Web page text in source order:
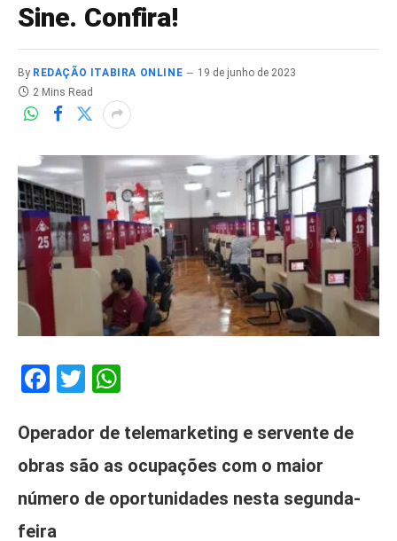
Sine. Confira!
By REDAÇÃO ITABIRA ONLINE
19 de junho de 2023
2 Mins Read
Facebook
Twitter
Operador de telemarketing e servente de
obras são as ocupações com o maior
número de oportunidades nesta segunda-
feira